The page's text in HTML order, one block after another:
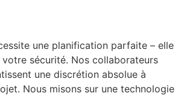
une planification parfaite – elle
sécurité. Nos collaborateurs
une discrétion absolue à
Nous misons sur une technologie